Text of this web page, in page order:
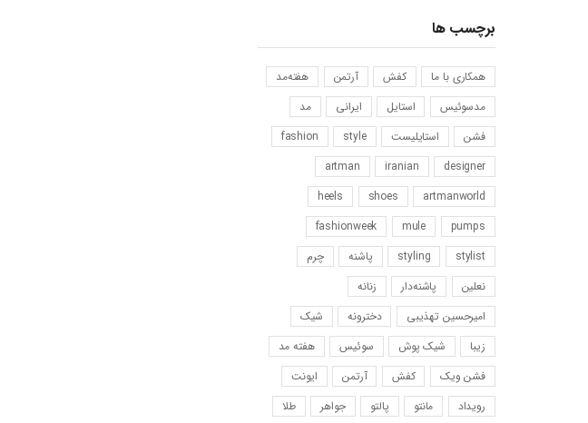
برچسب ها
همکاری با ما کفش آرتمن
هفته‌مد
مد‌سوئیس
استایل ایرانی
مد
فشن
استایلیست style
fashion
designer
iranian
artman
artmanworld
shoes
heels
pumps
mule
fashionweek
stylist
styling پاشنه
چرم
نعلین
پاشنه‌دار
زنانه
امیرحسین‌ تهذیبی
دخترونه
شیک
زیبا
شیک پوش سوئیس
هفته مد
فشن ویک
کفش آرتمن
ایونت
رویداد
مانتو پالتو جواهر
طلا